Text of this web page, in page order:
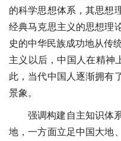
的科学思想体系，其思想
经典马克思主义的思想理
史的中华民族成功地从传
主义以后，中国人在精神
此，当代中国人逐渐拥有
景象。
强调构建自主知识体
地，一方面立足中国大地